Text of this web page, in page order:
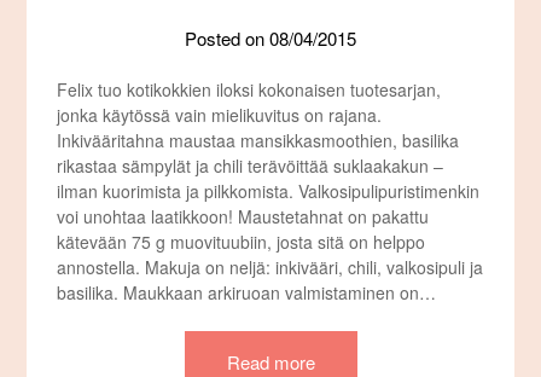
Posted on08/04/2015
Felix tuo kotikokkien iloksi kokonaisen tuotesarjan,
jonka käytössä vain mielikuvitus on rajana.
Inkivääritahna maustaa mansikkasmoothien, basilika
rikastaa sämpylät ja chili terävöittää suklaakakun –
ilman kuorimista ja pilkkomista. Valkosipulipuristimenkin
voi unohtaa laatikkoon! Maustetahnat on pakattu
kätevään 75 g muovituubiin, josta sitä on helppo
annostella. Makuja on neljä: inkivääri, chili, valkosipuli ja
basilika. Maukkaan arkiruoan valmistaminen on…
Read more